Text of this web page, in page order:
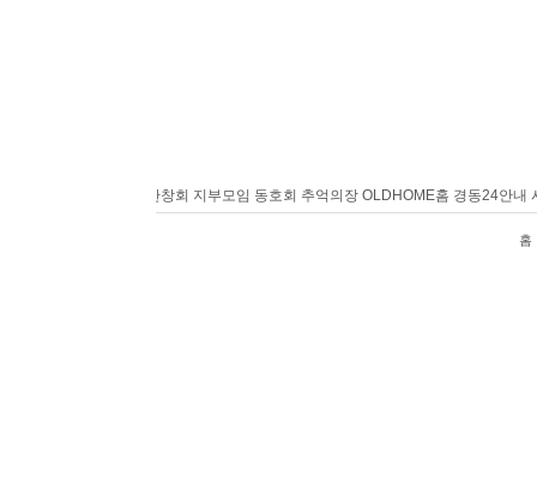
반창회 지부모임 동호회 추억의장 OLDHOME 홈 경동24안내
홈